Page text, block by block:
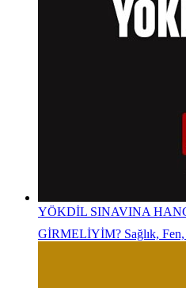
YÖKDİL SINAVINA
GİRMELİYİM? Sağlık, Fen,